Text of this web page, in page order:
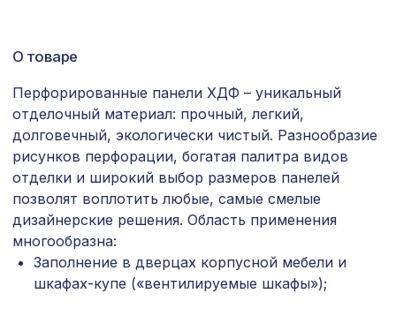
Перфорированная панель
ДАМАСКО, 2070х930мм, ХДФ, бук
Воск мягкий "Ясень шимо светлый" в
блистере
Перфорированная панель КРИСТАЛЛ,
1030х695мм, ХДФ, дуб
Перфорированная потолочная плита
ДАМАСКО КАРЕ, 595х595мм, ХДФ,
О товаре
Перфорированные панели ХДФ – уникальный
отделочный материал: прочный, легкий,
долговечный, экологически чистый. Разнообразие
рисунков перфорации, богатая палитра видов
отделки и широкий выбор размеров панелей
позволят воплотить любые, самые смелые
дизайнерские решения. Область применения
многообразна:
Заполнение в дверцах корпусной мебели и
шкафах-купе («вентилируемые шкафы»);